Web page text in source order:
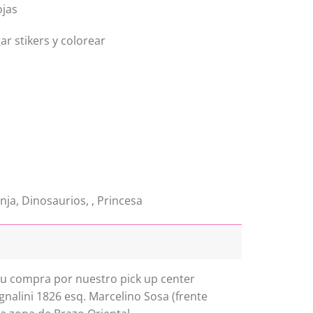
stikers y colorear
Dinosaurios, , Princesa
compra por nuestro pick up center
1826 esq. Marcelino Sosa (frente